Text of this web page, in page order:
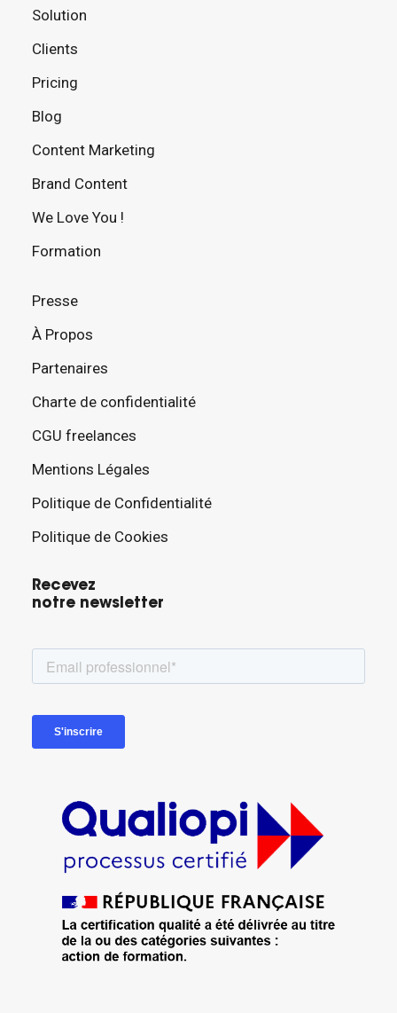
Solution
Clients
Pricing
Blog
Content Marketing
Brand Content
We Love You !
Formation
Presse
À Propos
Partenaires
Charte de confidentialité
CGU freelances
Mentions Légales
Politique de Confidentialité
Politique de Cookies
Recevez
notre newsletter